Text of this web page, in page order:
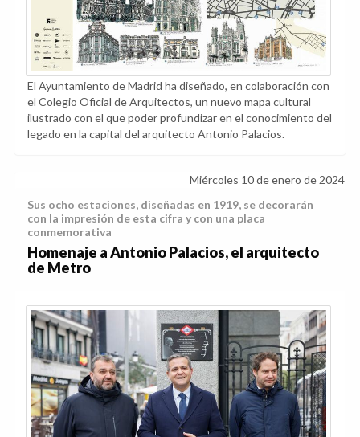
El Ayuntamiento de Madrid ha diseñado, en colaboración con
el Colegio Oficial de Arquitectos, un nuevo mapa cultural
ilustrado con el que poder profundizar en el conocimiento del
legado en la capital del arquitecto Antonio Palacios.
Miércoles 10 de enero de 2024
Sus ocho estaciones, diseñadas en 1919, se decorarán
con la impresión de esta cifra y con una placa
conmemorativa
Homenaje a Antonio Palacios, el arquitecto
de Metro